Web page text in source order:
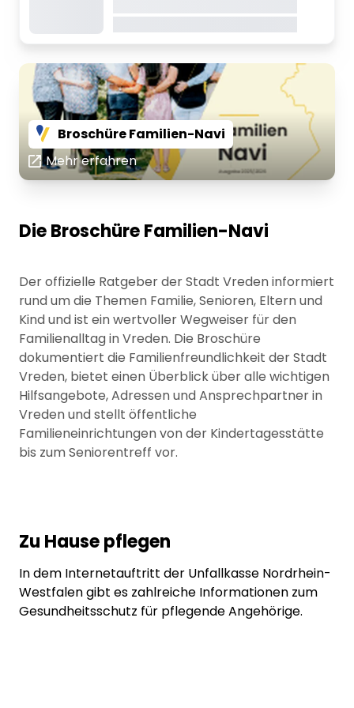
Sicht auf das Thema motivieren.
Die Förderung von Familien wird in das Zentrum
Bemühungen gestellt."
Broschüre Familien-Navi
Mehr erfahren
Die Broschüre Familien-Navi
Der offizielle Ratgeber der Stadt Vreden informiert
rund um die Themen Familie, Senioren, Eltern und
Kind und ist ein wertvoller Wegweiser für den
Familienalltag in Vreden. Die Broschüre
dokumentiert die Familienfreundlichkeit der Stadt
Vreden, bietet einen Überblick über alle wichtigen
Hilfsangebote, Adressen und Ansprechpartner in
Vreden und stellt öffentliche
Familieneinrichtungen von der Kindertagesstätte
bis zum Seniorentreff vor.
Zu Hause pflegen
In dem Internetauftritt der Unfallkasse Nordrhein-
Westfalen gibt es zahlreiche Informationen zum
Gesundheitsschutz für pflegende Angehörige.